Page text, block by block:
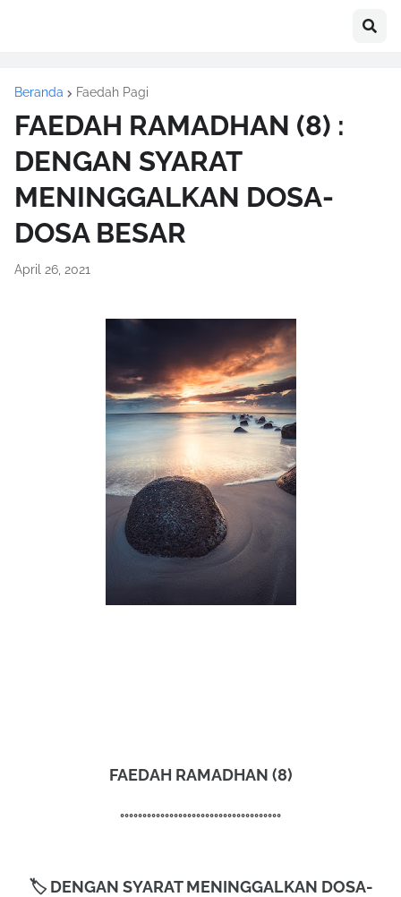
Beranda Faedah Pagi
FAEDAH RAMADHAN (8) :
DENGAN SYARAT
MENINGGALKAN DOSA-
DOSA BESAR
April 26, 2021
FAEDAH RAMADHAN (8)
°°°°°°°°°°°°°°°°°°°°°°°°°°°°°°°°°°°°
🏷️ DENGAN SYARAT MENINGGALKAN DOSA-